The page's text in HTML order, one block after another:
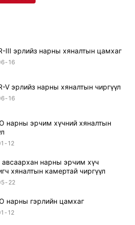
III эрлийз нарны хяналтын цамхаг
16
V эрлийз нарны хяналтын чиргүүл
16
нарны эрчим хүчний хяналтын
12
авсаархан нарны эрчим хүч
хяналтын камертай чиргүүл
22
нарны гэрлийн цамхаг
12